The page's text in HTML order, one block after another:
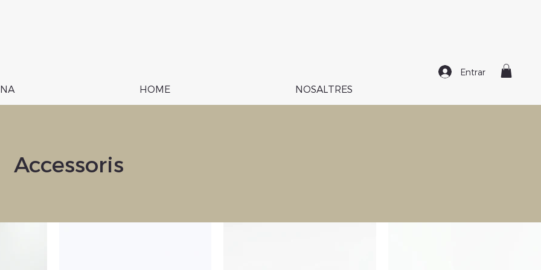
HOME NOSALTRES
Entrar
Accessoris